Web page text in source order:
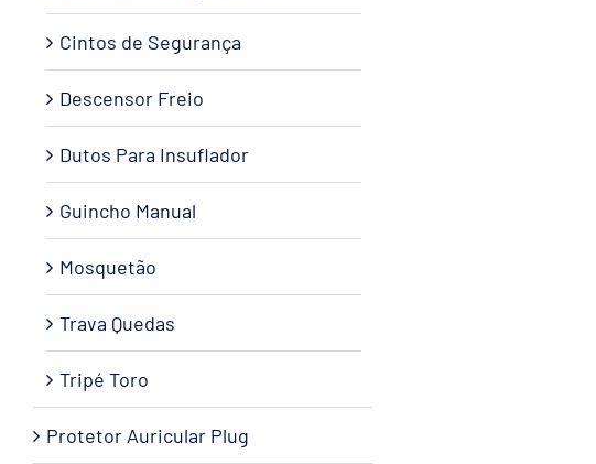
Cintos de Segurança
Descensor Freio
Dutos Para Insuflador
Guincho Manual
Mosquetão
Trava Quedas
Tripé Toro
Protetor Auricular Plug